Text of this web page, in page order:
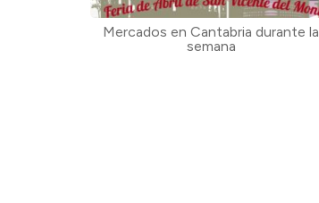
Mercados en Cantabria durante la
semana